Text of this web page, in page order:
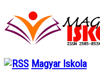
Magyar Iskola